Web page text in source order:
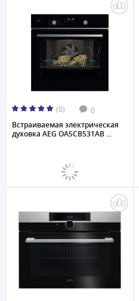
(0) 0
Встраиваемая электрическая
духовка AEG OA5CB531AB ...